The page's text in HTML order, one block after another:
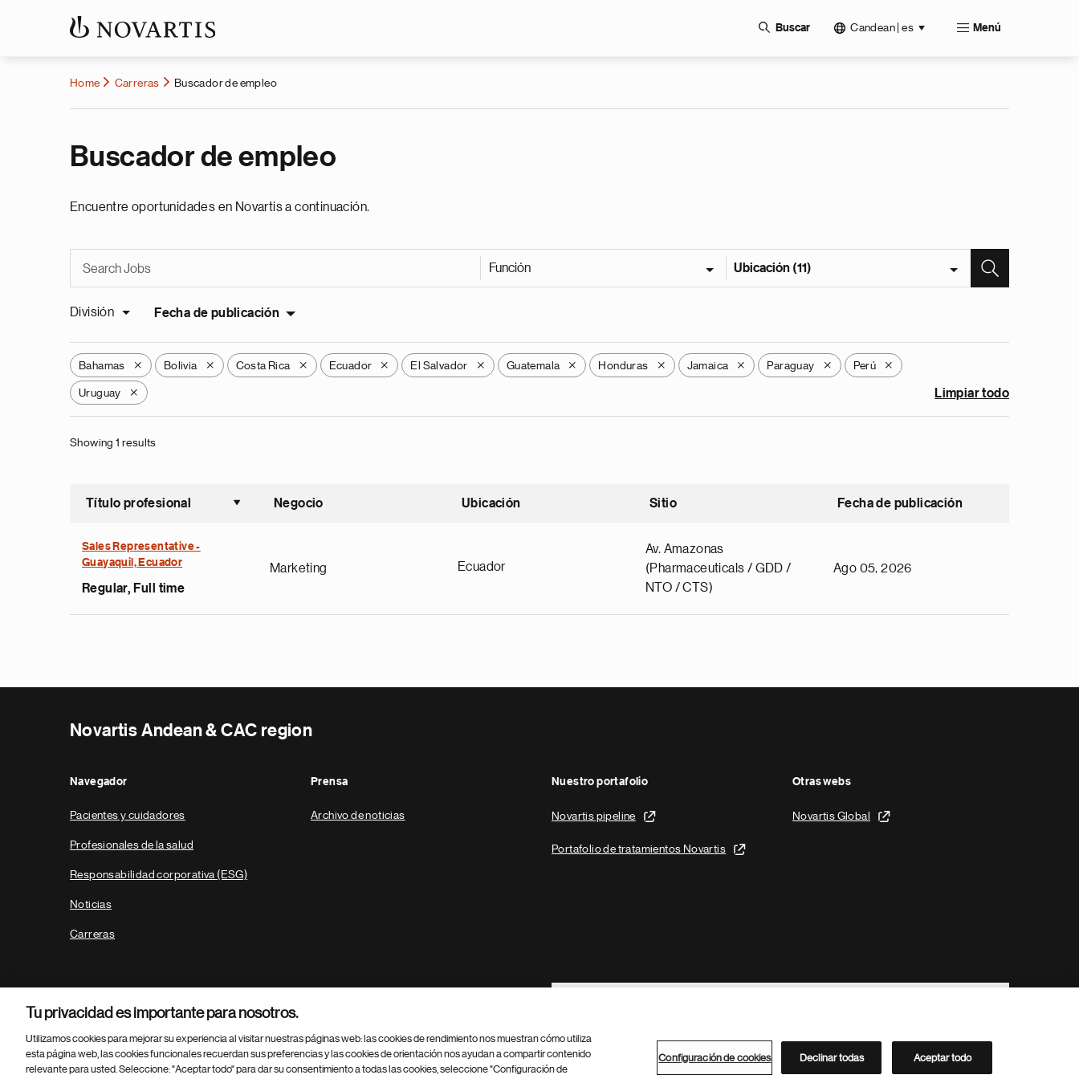
Buscar Candean | es Menú
Home Carreras Buscador de empleo
Buscador de empleo
Encuentre oportunidades en Novartis a continuación.
Función Ubicación (11)
División Fecha de publicación
Bahamas X Bolivia X Costa Rica X Ecuador X El Salvador X Guatemala X Honduras X Jamaica X Paraguay X Perú X
Uruguay X Limpiar todo
Showing 1 results
Título profesional
Ordenar ascendente
Negocio Ubicación Sitio Fecha de publicación
Sales Representative -
Guayaquil, Ecuador
Regular, Full time
Marketing Ecuador
Av. Amazonas
(Pharmaceuticals / GDD /
NTO / CTS)
Ago 05, 2026
Novartis Andean & CAC region
Navegador
Pacientes y cuidadores
Profesionales de la salud
Responsabilidad corporativa (ESG)
Noticias
Carreras
Prensa
Archivo de noticias
Nuestro portafolio
Novartis pipeline
Portafolio de tratamientos Novartis
Otras webs
Novartis Global
Footer Site Search
Parte
© 2026 Novartis AG Directorio de Novartis
Tu privacidad es importante para nosotros.
Utilizamos cookies para mejorar su experiencia al visitar nuestras páginas web: las cookies de rendimiento nos muestran cómo utiliza
esta página web, las cookies funcionales recuerdan sus preferencias y las cookies de orientación nos ayudan a compartir contenido
relevante para usted. Seleccione: "Aceptar todo" para dar su consentimiento a todas las cookies, seleccione "Configuración de
Configuración de cookies Declinar todas Aceptar todo